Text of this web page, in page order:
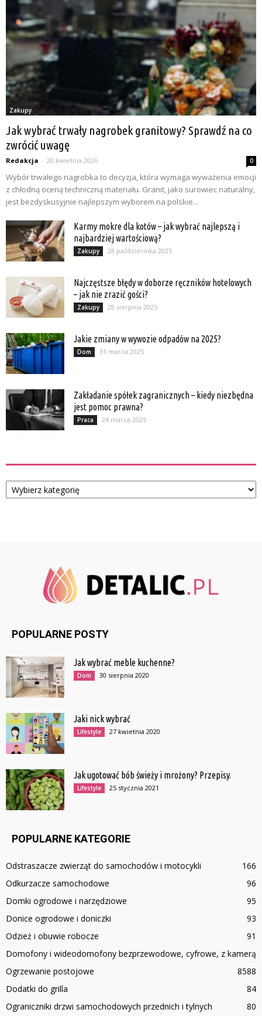
Zakupy
Jak wybrać trwały nagrobek granitowy? Sprawdź na co
zwrócić uwagę
Redakcja - 20 kwietnia 2026 0
Wybór trwałego nagrobka to decyzja, która wymaga wyważenia emocji
z chłodną oceną techniczną materiału. Granit, jako surowiec naturalny,
jest bezdyskusyjnie najlepszym wyborem na polskie...
Karmy mokre dla kotów – jak wybrać najlepszą i
najbardziej wartościową?
Zakupy 28 października 2025
Najczęstsze błędy w doborze ręczników hotelowych
– jak nie zrazić gości?
Zakupy 28 sierpnia 2025
Jakie zmiany w wywozie odpadów na 2025?
Dom 31 marca 2025
Zakładanie spółek zagranicznych – kiedy niezbędna
jest pomoc prawna?
Praca 24 marca 2025
Kategorie
POPULARNE POSTY
Jak wybrać meble kuchenne?
Dom 30 sierpnia 2020
Jaki nick wybrać
Lifestyle 27 kwietnia 2020
Jak ugotować bób świeży i mrożony? Przepisy.
Lifestyle 25 stycznia 2021
POPULARNE KATEGORIE
Odstraszacze zwierząt do samochodów i motocykli
166
Odkurzacze samochodowe
96
Domki ogrodowe i narzędziowe
95
Donice ogrodowe i doniczki
93
Odzież i obuwie robocze
91
Domofony i wideodomofony bezprzewodowe, cyfrowe, z kamerą
88
Ogrzewanie postojowe
85
Dodatki do grilla
84
Ograniczniki drzwi samochodowych przednich i tylnych
80